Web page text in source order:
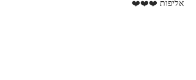
אליפות ❤️❤️❤️